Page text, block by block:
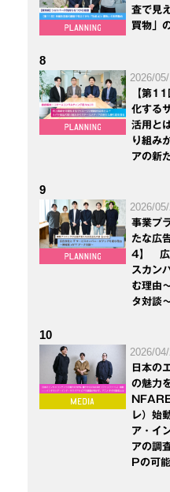
査で見
買物」
8
2026/
【第
化する
活用と
り組み
アの新
9
2026/
事業プ
たな広
4】 広
スカン
む理由
タ対談
10
2026/
日本の
の魅力
レ）始
ア・イ
アの調
Pの可